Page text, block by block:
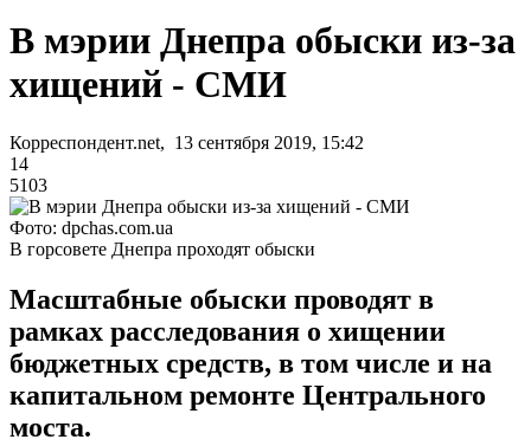
В мэрии Днепра обыски из-за
хищений - СМИ
Корреспондент.net, 13 сентября 2019, 15:42
14
5103
Фото: dpchas.com.ua
В горсовете Днепра проходят обыски
Масштабные обыски проводят в
рамках расследования о хищении
бюджетных средств, в том числе и на
капитальном ремонте Центрального
моста.